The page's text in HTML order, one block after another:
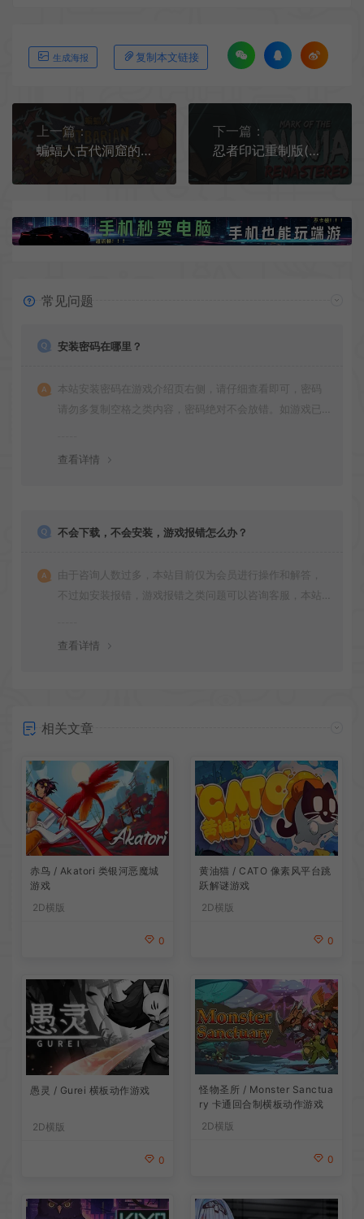
生成海报 复制本文链接
上一篇：
蝙蝠人古代洞窟的谜团(Batbarian: Testament of the Primordials)简中|PC|像素风格恶魔城游戏
下一篇：
忍者印记重制版(Mark of the Ninja: Remastered) 简中|PC|横版动作冒险游戏
常见问题
安装密码在哪里？
本站安装密码在游戏介绍页右侧，请仔细查看即可，密码
请勿多复制空格之类内容，密码绝对不会放错。如游戏已
查看详情
不会下载，不会安装，游戏报错怎么办？
由于咨询人数过多，本站目前仅为会员进行操作和解答，
不过如安装报错，游戏报错之类问题可以咨询客服，本站
查看详情
相关文章
赤鸟 / Akatori 类银河恶魔城
游戏
2D横版
0
黄油猫 / CATO 像素风平台跳
跃解谜游戏
2D横版
0
愚灵 / Gurei 横板动作游戏
2D横版
0
怪物圣所 / Monster Sanctua
ry 卡通回合制横板动作游戏
2D横版
0